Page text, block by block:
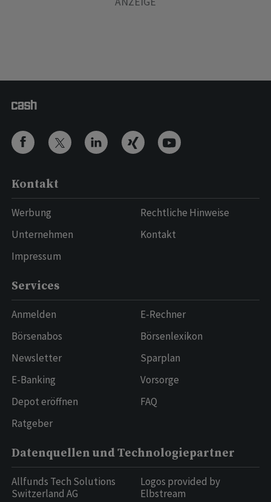
Kontakt
Werbung
Unternehmen
Impressum
Rechtliche Hinweise
Kontakt
Services
Anmelden
Börsenabos
Newsletter
E-Banking
Depot eröffnen
Ratgeber
E-Rechner
Börsenlexikon
Sparplan
Vorsorge
FAQ
Datenquellen und Technologiepartner
Allfunds Tech Solutions
Switzerland AG
Logos provided by
Elbstream